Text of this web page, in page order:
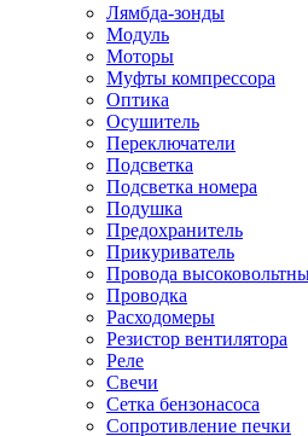
Лямбда-зонды
Модуль
Моторы
Муфты компрессора
Оптика
Осушитель
Переключатели
Подсветка
Подсветка номера
Подушка
Предохранитель
Прикуриватель
Провода
Проводка
Расходомеры
Резистор вентилятора
Реле
Свечи
Сетка бензонасоса
Сопротивление печки